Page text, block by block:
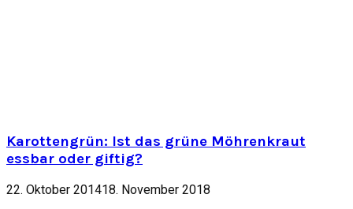
Karottengrün: Ist das grüne Möhrenkraut
essbar oder giftig?
22. Oktober 201418. November 2018